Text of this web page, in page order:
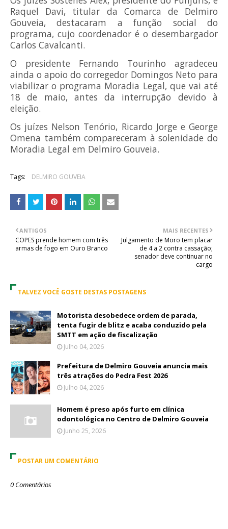
Raquel Davi, titular da Comarca de Delmiro
Gouveia, destacaram a função social do
programa, cujo coordenador é o desembargador
Carlos Cavalcanti.
O presidente Fernando Tourinho agradeceu
ainda o apoio do corregedor Domingos Neto para
viabilizar o programa Moradia Legal, que vai até
18 de maio, antes da interrupção devido à
eleição.
Os juízes Nelson Tenório, Ricardo Jorge e George
Omena também compareceram à solenidade do
Moradia Legal em Delmiro Gouveia.
Tags: DELMIRO GOUVEIA
MAIS RECENTES
Julgamento de Moro tem placar
de 4 a 2 contra cassação;
senador deve continuar no
cargo
ANTIGOS
COPES prende homem com três
armas de fogo em Ouro Branco
TALVEZ VOCÊ GOSTE DESTAS POSTAGENS
Motorista desobedece ordem de parada,
tenta fugir de blitz e acaba conduzido pela
SMTT em ação de fiscalização
Julho 04, 2026
Prefeitura de Delmiro Gouveia anuncia mais
três atrações do Pedra Fest 2026
Julho 04, 2026
Homem é preso após furto em clínica
odontológica no Centro de Delmiro Gouveia
Junho 25, 2026
POSTAR UM COMENTÁRIO
0 Comentários